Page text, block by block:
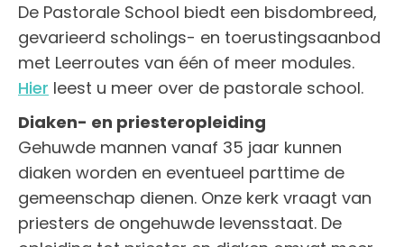
De Pastorale School biedt een bisdombreed,
gevarieerd scholings- en toerustingsaanbod
met Leerroutes van één of meer modules.
Hier leest u meer over de pastorale school.
Diaken- en priesteropleiding
Gehuwde mannen vanaf 35 jaar kunnen
diaken worden en eventueel parttime de
gemeenschap dienen. Onze kerk vraagt van
priesters de ongehuwde levensstaat. De